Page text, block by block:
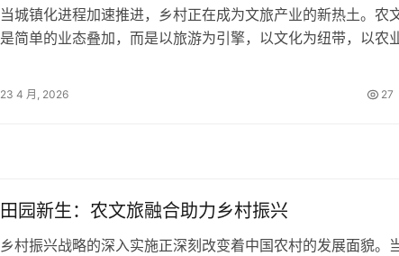
当城镇化进程加速推进，乡村正在成为文旅产业的新热土。农
是简单的业态叠加，而是以旅游为引擎，以文化为纽带，以农
23 4 月, 2026 27
田园新生：农文旅融合助力乡村振兴
乡村振兴战略的深入实施正深刻改变着中国农村的发展面貌。